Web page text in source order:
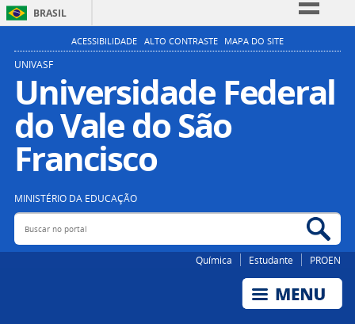
BRASIL
Simplifique!
Participe
Acesso à informação
Legislação
ACESSIBILIDADE ALTO CONTRASTE MAPA DO SITE
UNIVASF
Universidade Federal
do Vale do São
Francisco
MINISTÉRIO DA EDUCAÇÃO
Buscar no portal
Química Estudante PROEN